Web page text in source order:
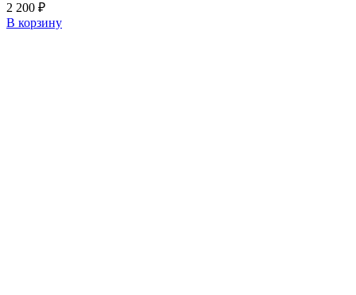
2 200 ₽
В корзину